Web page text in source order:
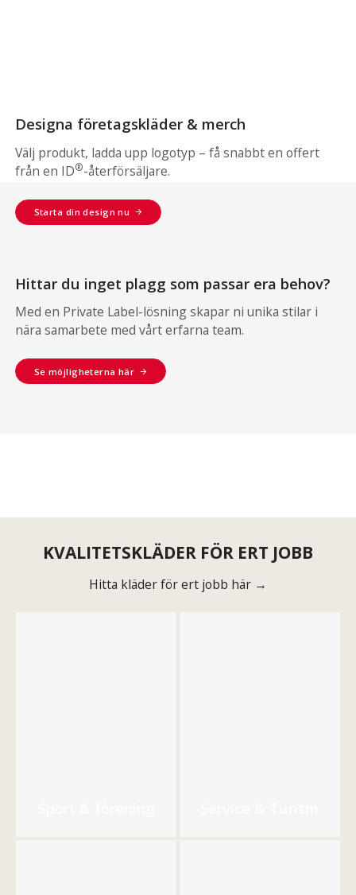
Designa företagskläder & merch
Välj produkt, ladda upp logotyp – få snabbt en offert
från en ID®-återförsäljare.
Starta din design nu
Hittar du inget plagg som passar era behov?
Med en Private Label-lösning skapar ni unika stilar i
nära samarbete med vårt erfarna team.
Se möjligheterna här
KVALITETSKLÄDER FÖR ERT JOBB
Hitta kläder för ert jobb här →